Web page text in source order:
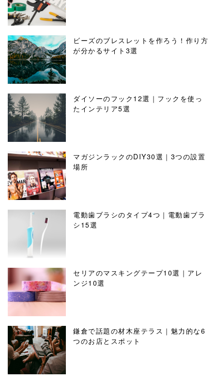
ビーズのブレスレットを作ろう！作り方
が分かるサイト3選
ダイソーのフック12選｜フックを使っ
たインテリア5選
マガジンラックのDIY30選｜3つの設置
場所
電動歯ブラシのタイプ4つ｜電動歯ブラ
シ15選
セリアのマスキングテープ10選｜アレ
ンジ10選
鎌倉で話題の材木座テラス｜魅力的な6
つのお店とスポット